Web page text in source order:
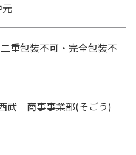
包装不可・完全包装不
武 商事事業部(そごう)